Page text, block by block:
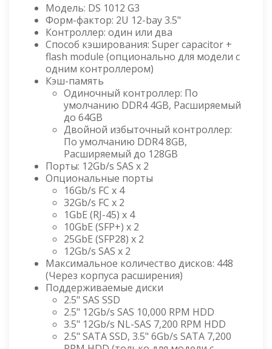
Модель: DS 1012 G3
Форм-фактор: 2U 12-bay 3.5"
Контроллер: один или два
Способ кэширования: Super capacitor +
flash module (опционально для модели с
одним контроллером)
Кэш-память
Одиночный контроллер: По
умолчанию DDR4 4GB, Расширяемый
до 64GB
Двойной избыточный контроллер:
По умолчанию DDR4 8GB,
Расширяемый до 128GB
Порты: 12Gb/s SAS x 2
Опциональные порты
16Gb/s FC x 4
32Gb/s FC x 2
1GbE (RJ-45) x 4
10GbE (SFP+) x 2
25GbE (SFP28) x 2
12Gb/s SAS x 2
Максимальное количество дисков: 448
(Через корпуса расширения)
Поддерживаемые диски
2.5" SAS SSD
2.5" 12Gb/s SAS 10,000 RPM HDD
3.5" 12Gb/s NL-SAS 7,200 RPM HDD
2.5" SATA SSD, 3.5" 6Gb/s SATA 7,200